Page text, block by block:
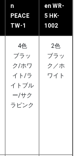
n
PEACE
TW-1
en WR-
5 HK-
1002
4色
ブラッ
ク/ホワ
イト/ラ
イトブル
ー/サク
ラピンク
2色
ブラッ
ク／ホ
ワイト